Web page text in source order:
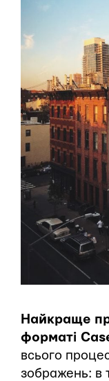
Найкраще
форматі
всього
зображень: в